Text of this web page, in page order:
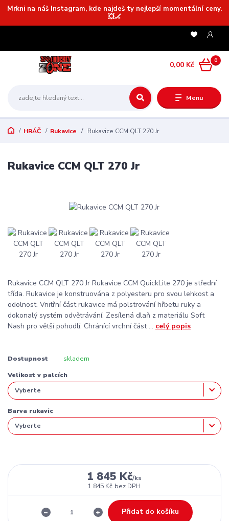
Mrkni na náš Instagram, kde najdeš ty nejlepší momentální ceny.
💥🏒
Menu
0
0,00 Kč
HRÁČ Rukavice Rukavice CCM QLT 270 Jr
Rukavice CCM QLT 270 Jr
Rukavice CCM QLT 270 Jr Rukavice CCM QuickLite 270 je střední
třída. Rukavice je konstruována z polyesteru pro svou lehkost a
odolnost. Vnitřní část rukavice má polstrování hřbetu ruky a
dokonalý systém odvětrávání. Zesílená dlaň z materiálu Soft
Nash pro větší pohodlí. Chránící vrchní část ... celý popis
Dostupnost skladem
Velikost v palcích
Barva rukavic
1 845 Kč/ks
1 845 Kč bez DPH
Přidat do košíku